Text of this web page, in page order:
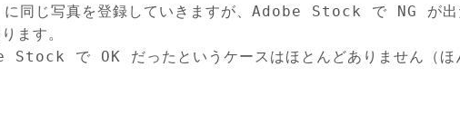
じ写真を登録していきますが、Adobe Stock で NG が出
ます。
で OK だったというケースはほとんどありません（ほ